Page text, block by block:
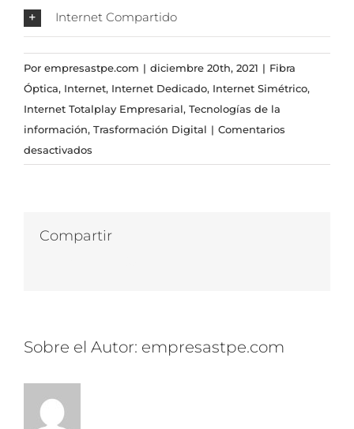
Internet Compartido
Por empresastpe.com | diciembre 20th, 2021 | Fibra
Óptica, Internet, Internet Dedicado, Internet Simétrico,
Internet Totalplay Empresarial, Tecnologías de la
información, Trasformación Digital | Comentarios
desactivados
Servicio
dedicado:
Compartir
Sobre el Autor: empresastpe.com